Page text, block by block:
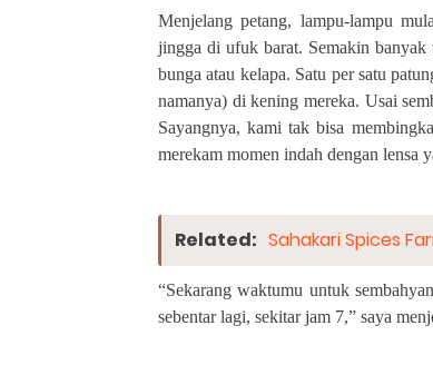
Menjelang petang, lampu-lampu
jingga di ufuk barat. Semakin banyak
bunga atau kelapa. Satu per satu
namanya) di kening mereka. Usai
Sayangnya, kami tak bisa
merekam momen indah dengan lensa
Related: Sahakari Spices
“Sekarang waktumu untuk
sebentar lagi, sekitar jam 7,” saya